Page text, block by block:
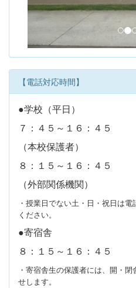
s
【電話対応時間】
●学校（平日）
７：４５～１６：４５
（本校保護者）
８：１５～１６：４５
（外部関係機関）
・授業日でない土・日・祝日は
ください。
●寄宿舎
８：１５～１６：４５
・寄宿舎生の保護者には、開・
せします。